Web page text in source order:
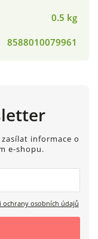
0.5 kg
8588010079961
informace o
e-shopu.
ochrany osobních údajů